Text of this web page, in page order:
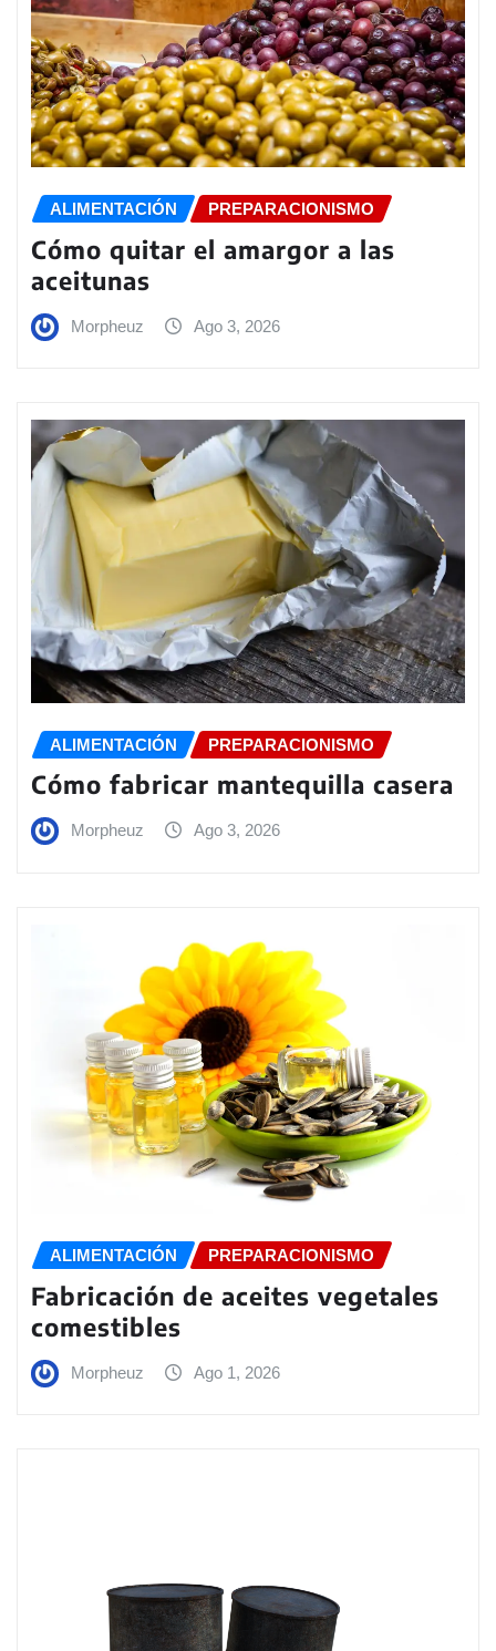
ALIMENTACIÓN PREPARACIONISMO
Cómo quitar el amargor a las
aceitunas
Morpheuz Ago 3, 2026
ALIMENTACIÓN PREPARACIONISMO
Cómo fabricar mantequilla casera
Morpheuz Ago 3, 2026
ALIMENTACIÓN PREPARACIONISMO
Fabricación de aceites vegetales
comestibles
Morpheuz Ago 1, 2026